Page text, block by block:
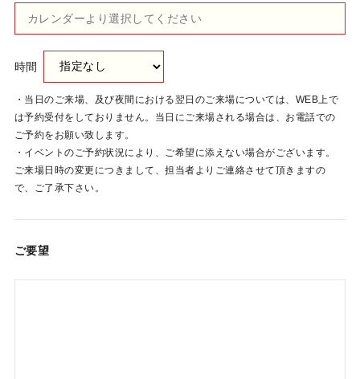
時間
・当日のご来場、及び夜間における翌日のご来場については、WEB上で
は予約受付をしておりません。当日にご来場される場合は、お電話での
ご予約をお願い致します。
・イベントのご予約状況により、ご希望に添えない場合がございます。
ご来場日時の変更につきまして、担当者よりご連絡させて頂きますの
で、ご了承下さい。
ご要望